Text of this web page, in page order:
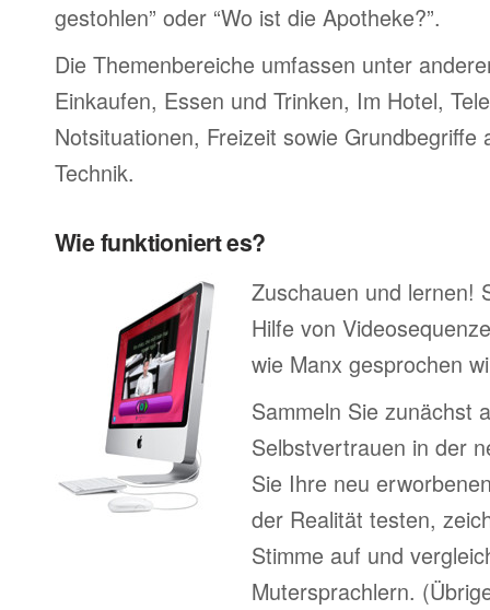
gestohlen” oder “Wo ist die Apotheke?”.
Die Themenbereiche umfassen unter
Einkaufen, Essen und Trinken, Im Hotel,
Notsituationen, Freizeit sowie
Technik.
Wie funktioniert es?
Zuschauen und lernen!
Hilfe von
wie Manx gesprochen
Sammeln Sie zunächst
Selbstvertrauen in der
Sie Ihre neu
der Realität testen,
Stimme auf und
Mutersprachlern.